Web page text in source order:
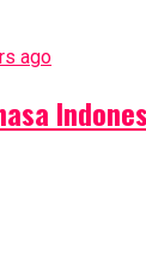
ago